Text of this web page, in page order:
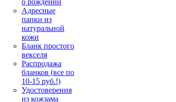
Адресные
папки из
натуральной
кожи
Бланк простого
векселя
Распродажа
бланков (все по
10-15 руб.!)
Удостоверения
из кожзама